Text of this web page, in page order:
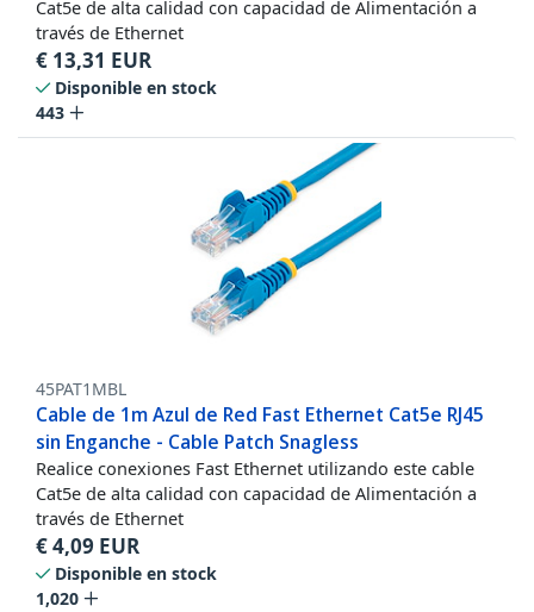
Cat5e de alta calidad con capacidad de Alimentación a
través de Ethernet
€ 13,31 EUR
Disponible en stock
443
45PAT1MBL
Cable de 1m Azul de Red Fast Ethernet Cat5e RJ45
sin Enganche - Cable Patch Snagless
Realice conexiones Fast Ethernet utilizando este cable
Cat5e de alta calidad con capacidad de Alimentación a
través de Ethernet
€4,09 EUR
Disponible en stock
1,020